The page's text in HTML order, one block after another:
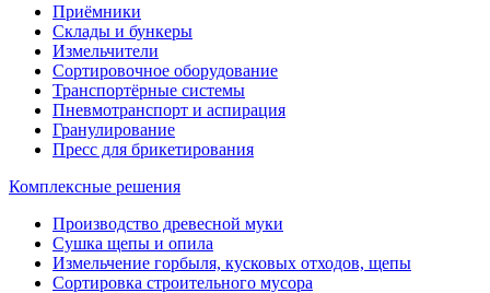
Приёмники
Склады и бункеры
Измельчители
Сортировочное оборудование
Транспортёрные системы
Пневмотранспорт и аспирация
Гранулирование
Пресс для брикетирования
Комплексные решения
Производство древесной муки
Сушка щепы и опила
Измельчение горбыля, кусковых отходов, щепы
Сортировка строительного мусора